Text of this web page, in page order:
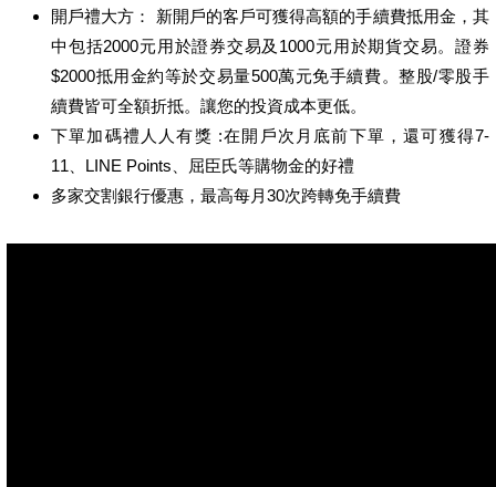
開戶禮大方： 新開戶的客戶可獲得高額的手續費抵用金，其
中包括2000元用於證券交易及1000元用於期貨交易。證券
$2000抵用金約等於交易量500萬元免手續費。整股/零股手
續費皆可全額折抵。讓您的投資成本更低。
下單加碼禮人人有獎 :在開戶次月底前下單，還可獲得7-
11、LINE Points、屈臣氏等購物金的好禮
多家交割銀行優惠，最高每月30次跨轉免手續費